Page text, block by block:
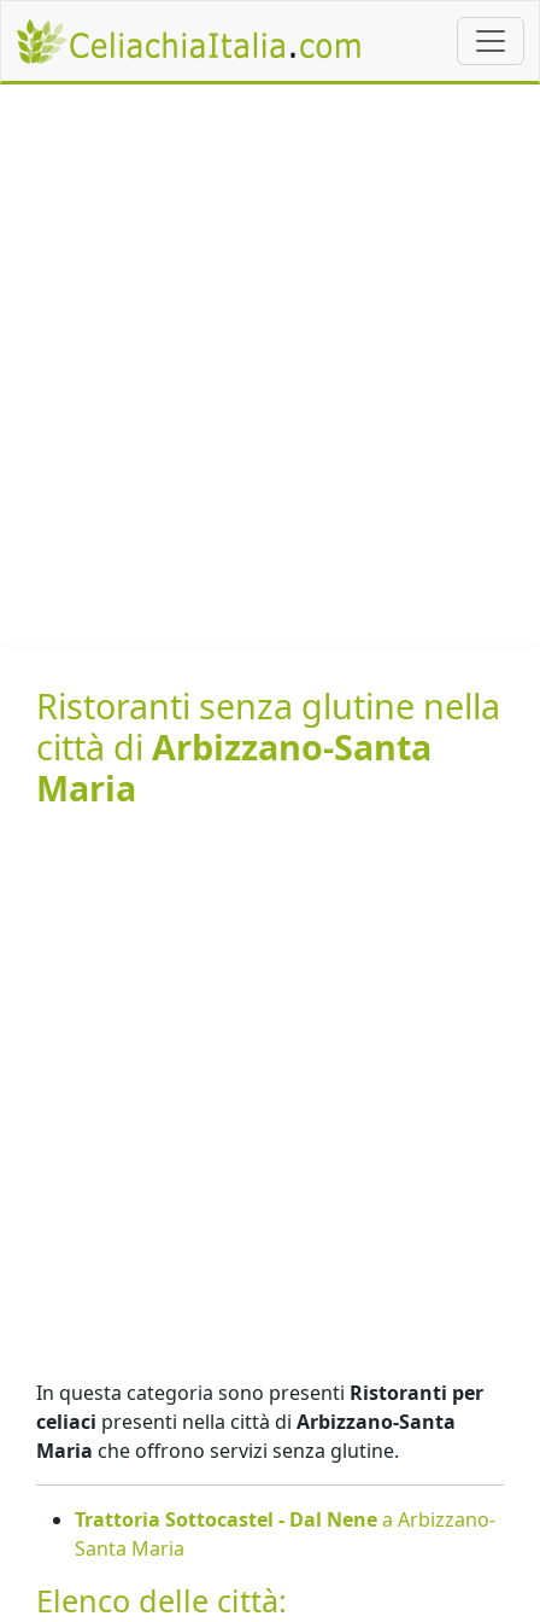
Ristoranti senza glutine nella
città di Arbizzano-Santa
Maria
In questa categoria sono presenti Ristoranti per
celiaci presenti nella città di Arbizzano-Santa
Maria che offrono servizi senza glutine.
Trattoria Sottocastel - Dal Nenea Arbizzano-
Santa Maria
Elenco delle città: